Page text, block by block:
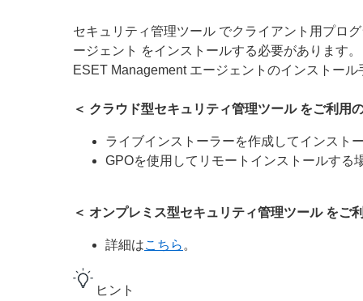
セキュリティ管理ツール でクライアント用プロ
ージェント をインストールする必要があります。
ESET Management エージェントのインストー
＜ クラウド型セキュリティ管理ツール をご利用
ライブインストーラーを作成してインスト
GPOを使用してリモートインストールする
＜ オンプレミス型セキュリティ管理ツール をご
詳細はこちら 。
ヒント